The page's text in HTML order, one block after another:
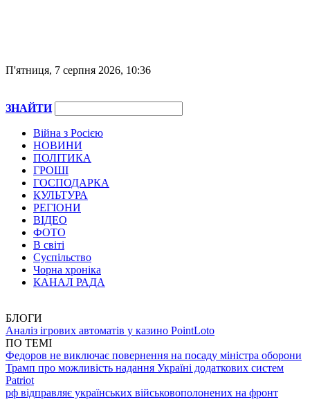
П'ятниця, 7 серпня 2026, 10:36
ЗНАЙТИ
Війна з Росією
НОВИНИ
ПОЛІТИКА
ГРОШІ
ГОСПОДАРКА
КУЛЬТУРА
РЕГІОНИ
ВІДЕО
ФОТО
В світі
Суспільство
Чорна хроніка
КАНАЛ РАДА
БЛОГИ
Аналіз ігрових автоматів у казино PointLoto
ПО ТЕМІ
Федоров не виключає повернення на посаду міністра оборони
Трамп про можливість надання Україні додаткових систем
Patriot
рф відправляє українських військовополонених на фронт